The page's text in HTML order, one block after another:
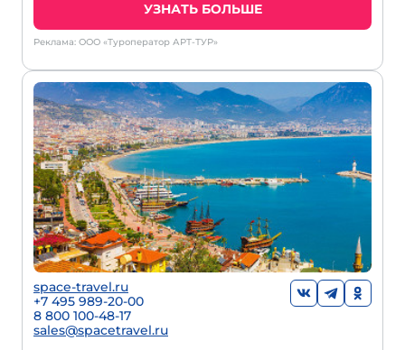
УЗНАТЬ БОЛЬШЕ
Реклама: ООО «Туроператор АРТ-ТУР»
space-travel.ru
+7 495 989-20-00
8 800 100-48-17
sales@spacetravel.ru